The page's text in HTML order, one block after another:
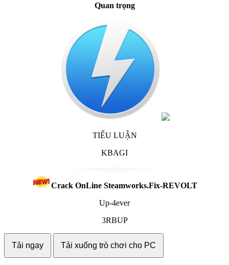
Quan trọng
TIỂU LUẬN
KBAGI
Crack OnLine Steamworks.Fix-REVOLT
Up-4ever
3RBUP
Tải ngay Tải xuống trò chơi cho PC